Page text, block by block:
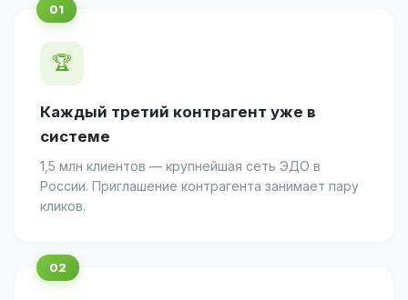
🏆
Каждый третий контрагент уже в
системе
1,5 млн клиентов — крупнейшая сеть ЭДО в
России. Приглашение контрагента занимает пару
кликов.